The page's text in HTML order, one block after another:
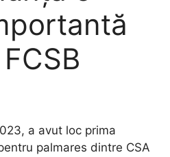
a avut loc prima
palmares dintre CSA